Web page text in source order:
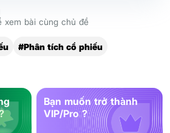
xem bài cùng chủ đề
#Phân tích cổ phiếu
Bạn muốn trở thành
VIP/Pro ?